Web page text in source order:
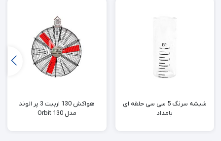
شیشه سرنگ 5 سی سی حلقه ای
بامداد
هواکش 130 اربیت 3 پر الوند
مدل Orbit 130